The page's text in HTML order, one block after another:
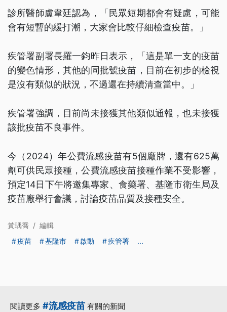
診所醫師盧韋廷認為，「民眾短期都會有疑慮，可能
會有短暫的緩打潮，大家會比較仔細檢查疫苗。」
疾管署副署長羅一鈞昨日表示，「這是單一支的疫苗
的變色情形，其他的同批號疫苗，目前在初步的檢視
是沒有類似的狀況，不過還在持續清查當中。」
疾管署強調，目前尚未接獲其他類似通報，也未接獲
該批疫苗不良事件。
今（2024）年公費流感疫苗有5個廠牌，還有625萬
劑可供民眾接種，公費流感疫苗接種作業不受影響，
預定14日下午將邀集專家、食藥署、基隆市衛生局及
疫苗廠舉行會議，討論疫苗品質及接種安全。
黃瑀喬 / 編輯
疫苗
基隆市 啟動 疾管署 ...
閱讀更多 #流感疫苗 有關的新聞